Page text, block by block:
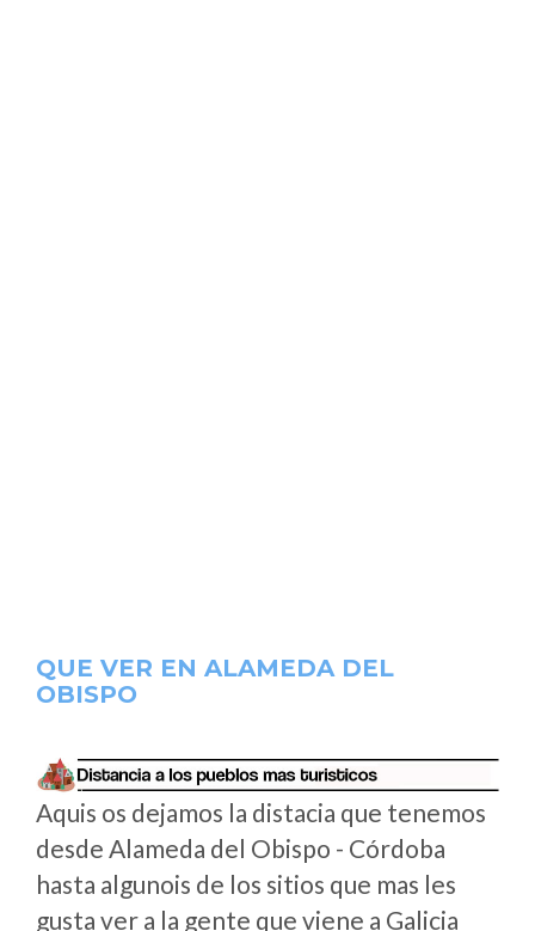
QUE VER EN ALAMEDA DEL
OBISPO
Aquis os dejamos la distacia que tenemos
desde Alameda del Obispo - Córdoba
hasta algunois de los sitios que mas les
gusta ver a la gente que viene a Galicia